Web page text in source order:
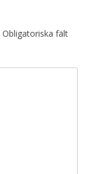
Obligatoriska fält